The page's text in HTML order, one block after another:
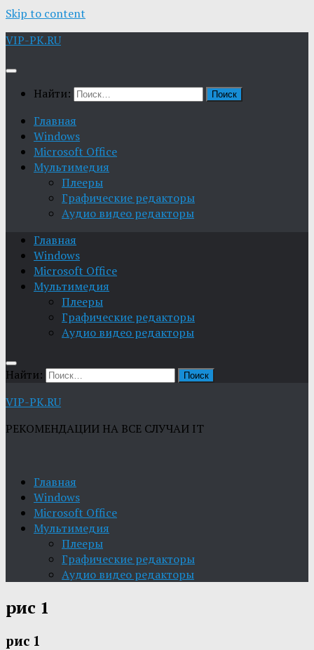
Skip to content
VIP-PK.RU
Найти:
Главная
Windows
Microsoft Office
Мультимедия
Плееры
Графические редакторы
Aудио видео редакторы
Главная
Windows
Microsoft Office
Мультимедия
Плееры
Графические редакторы
Aудио видео редакторы
Найти:
VIP-PK.RU
РЕКОМЕНДАЦИИ НА ВСЕ СЛУЧАИ IT
Главная
Windows
Microsoft Office
Мультимедия
Плееры
Графические редакторы
Aудио видео редакторы
рис 1
рис 1